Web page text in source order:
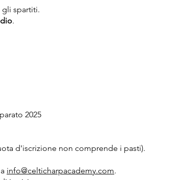
gli spartiti.
.
2025
d'iscrizione non comprende i pasti).
info@celticharpacademy.com.